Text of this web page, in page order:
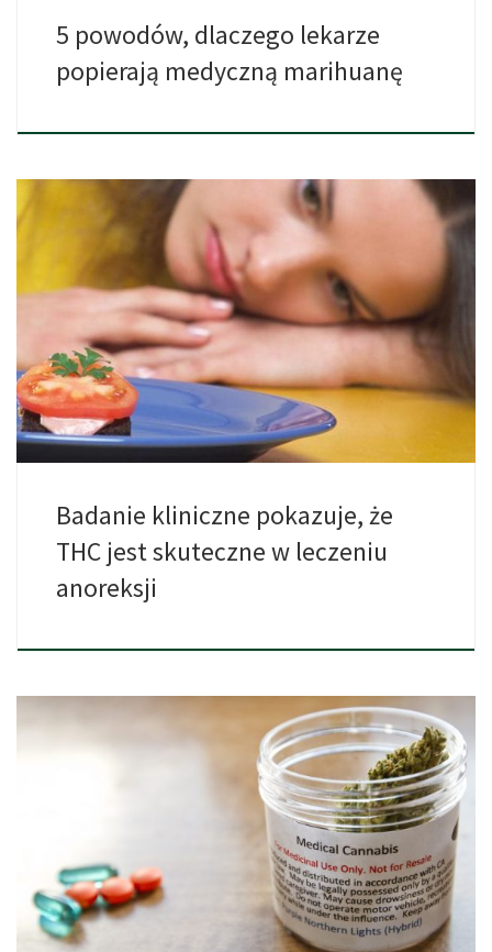
5 powodów, dlaczego lekarze
popierają medyczną marihuanę
Wyniki 3-letniego badania klinicznego potwierdzają po raz
pierwszy, że THC […]
Badanie kliniczne pokazuje, że
THC jest skuteczne w leczeniu
anoreksji
Ból chroniczny może przybrać bardzo wyniszczającą formę. Dla